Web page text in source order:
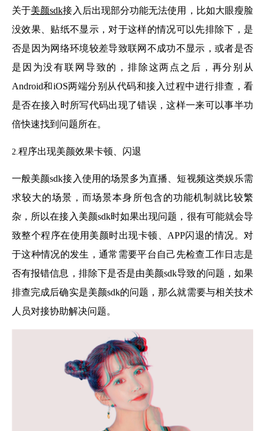
关于美颜sdk接入后出现部分功能无法使用，比如大眼瘦脸
没效果、贴纸不显示，对于这样的情况可以先排除下，是
否是因为网络环境较差导致联网不成功不显示，或者是否
是因为没有联网导致的，排除这两点之后，再分别从
Android和iOS两端分别从代码和接入过程中进行排查，看
是否在接入时所写代码出现了错误，这样一来可以事半功
倍快速找到问题所在。
2. 程序出现美颜效果卡顿、闪退
一般美颜sdk接入使用的场景多为直播、短视频这类娱乐需
求较大的场景，而场景本身所包含的功能机制就比较繁
杂，所以在接入美颜sdk时如果出现问题，很有可能就会导
致整个程序在使用美颜时出现卡顿、APP闪退的情况。对
于这种情况的发生，通常需要平台自己先检查工作日志是
否有报错信息，排除下是否是由美颜sdk导致的问题，如果
排查完成后确实是美颜sdk的问题，那么就需要与相关技术
人员对接协助解决问题。